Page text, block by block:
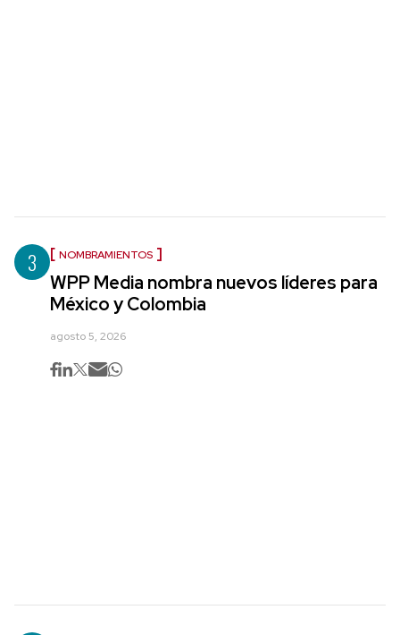
3 NOMBRAMIENTOS
WPP Media nombra nuevos líderes para
México y Colombia
agosto 5, 2026